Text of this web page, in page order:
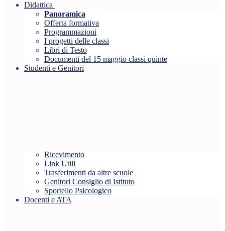
Didattica
Panoramica
Offerta formativa
Programmazioni
I progetti delle classi
Libri di Testo
Documenti del 15 maggio classi quinte
Studenti e Genitori
Ricevimento
Link Utili
Trasferimenti da altre scuole
Genitori Consiglio di Istituto
Sportello Psicologico
Docenti e ATA